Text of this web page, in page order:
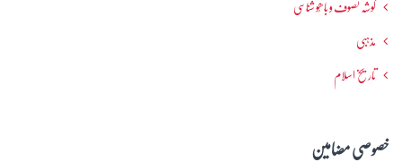
گوشہ تصوف و باھُو شناسی
مذہبی
تاریخ اسلام
خصوصی مضامین